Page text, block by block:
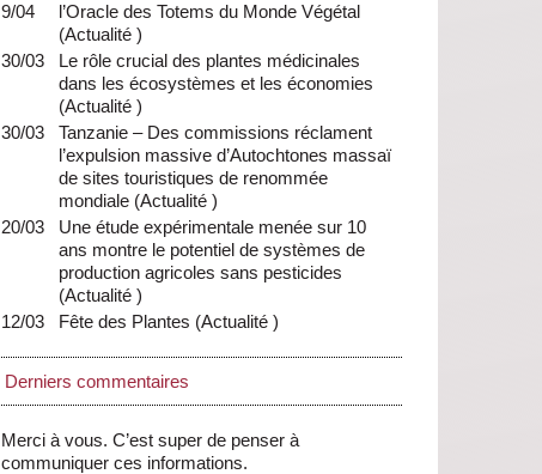
9/04
l’Oracle des Totems du Monde Végétal
(Actualité)
30/03
Le rôle crucial des plantes médicinales
dans les écosystèmes et les économies
(Actualité)
30/03
Tanzanie – Des commissions réclament
l’expulsion massive d’Autochtones massaï
de sites touristiques de renommée
mondiale (Actualité)
20/03
Une étude expérimentale menée sur 10
ans montre le potentiel de systèmes de
production agricoles sans pesticides
(Actualité)
12/03
Fête des Plantes (Actualité)
Derniers commentaires
Merci à vous. C’est super de penser à
communiquer ces informations.